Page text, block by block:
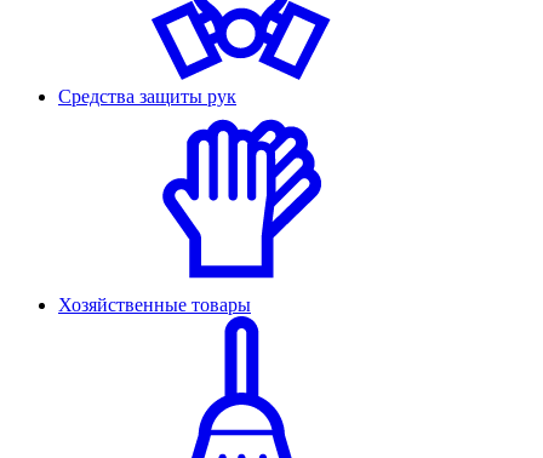
Средства защиты рук
Хозяйственные товары